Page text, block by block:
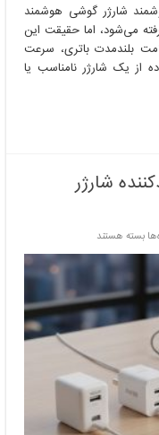
شارژر گوشی هوشمند
می‌شود، اما حقیقت این
بلندمدت باتری، سرعت
از یک شارژر نامناسب یا
شارژر
برای
آشنایی
بهترین
برندهای
تولیدکننده
بسته هستند